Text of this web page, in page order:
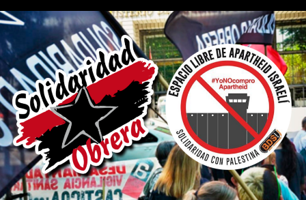
Saltar
contenido